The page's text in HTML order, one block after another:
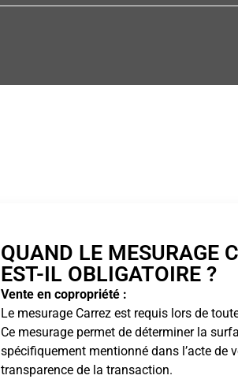
QUAND LE MESURAGE
EST-IL OBLIGATOIRE ?
Vente en copropriété :
Le mesurage Carrez est requis lors de
Ce mesurage permet de déterminer la
spécifiquement mentionné dans l’acte de
transparence de la transaction.